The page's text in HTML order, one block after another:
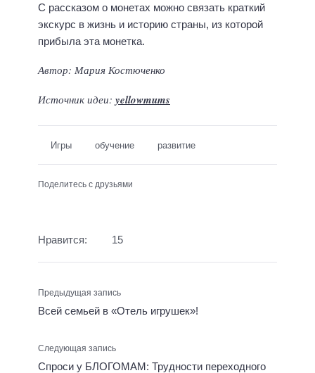
С рассказом о монетах можно связать краткий
экскурс в жизнь и историю страны, из которой
прибыла эта монетка.
Автор: Мария Костюченко
Источник идеи: yellowmums
Игры обучение развитие
Поделитесь с друзьями
Нравится: 15
Предыдущая запись
Всей семьей в «Отель игрушек»!
Следующая запись
Спроси у БЛОГОМАМ: Трудности переходного